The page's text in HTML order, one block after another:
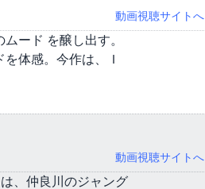
動画視聴サイトへ
ード を醸し出す。
体感。今作は、Ｉ
動画視聴サイトへ
、仲良川のジャング